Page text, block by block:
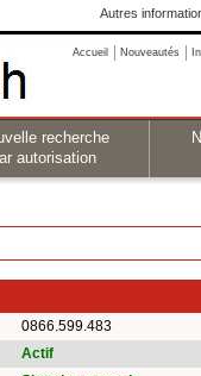
Autres
Accueil Nouveautés
recherche
autorisation
0866.599.483
Actif